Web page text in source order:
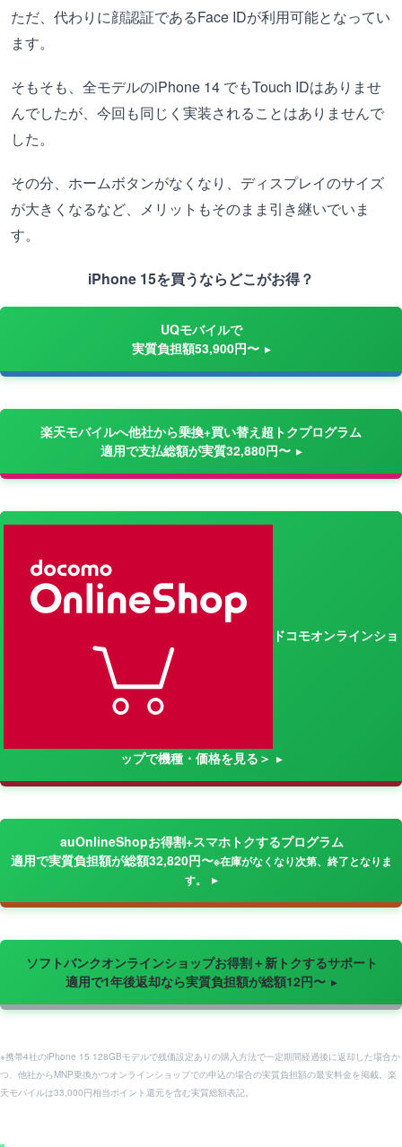
ただ、代わりに顔認証であるFace IDが利用可能となってい
ます。
そもそも、全モデルのiPhone 14 でもTouch IDはありませ
んでしたが、今回も同じく実装されることはありませんで
した。
その分、ホームボタンがなくなり、ディスプレイのサイズ
が大きくなるなど、メリットもそのまま引き継いでいま
す。
iPhone 15を買うならどこがお得？
UQモバイルで
実質負担額53,900円〜
楽天モバイルへ他社から乗換+買い替え超トクプログラム
適用で支払総額が実質32,880円〜
ドコモオンラインショ
ップで機種・価格を見る＞
auOnlineShopお得割+スマホトクするプログラム
適用で実質負担額が総額32,820円〜※在庫がなくなり次第、終了となりま
す。
ソフトバンクオンラインショップお得割＋新トクするサポート
適用で1年後返却なら実質負担額が総額12円〜
※携帯4社のiPhone 15 128GBモデルで残価設定ありの購入方法で一定期間経過後に返却した場合か
つ、他社からMNP乗換かつオンラインショップでの申込の場合の実質負担額の最安料金を掲載。楽
天モバイルは33,000円相当ポイント還元を含む実質総額表記。